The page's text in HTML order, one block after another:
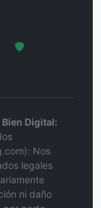
Digital:
Nos
legales
ni daño